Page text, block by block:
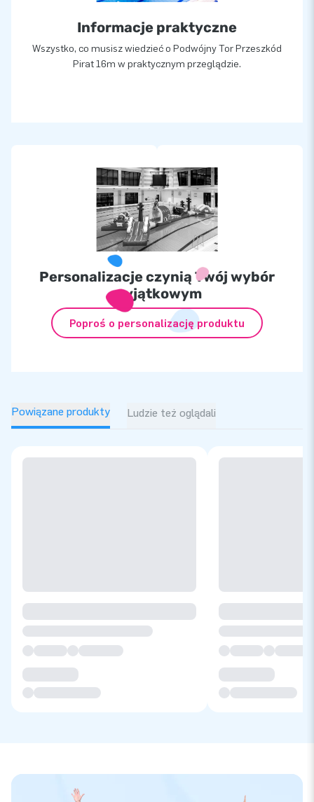
Informacje praktyczne
Wszystko, co musisz wiedzieć o Podwójny Tor Przeszkód
Pirat 16m w praktycznym przeglądzie.
Personalizacje czynią Twój wybór
wyjątkowym
Poproś o personalizację produktu
Powiązane produkty Ludzie też oglądali